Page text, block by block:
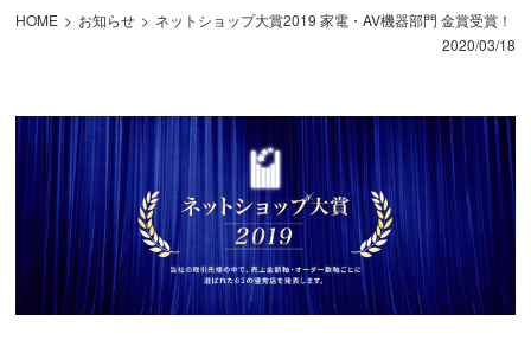
HOME お知らせ
ネットショップ大賞2019 家電・AV機器部門 金賞受賞！
2020/03/18